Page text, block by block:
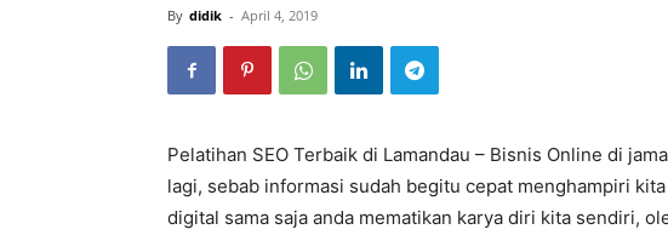
By didik - April 4, 2019
Pelatihan SEO Terbaik di Lamandau – Bisnis Online di
lagi, sebab informasi sudah begitu cepat menghampiri
digital sama saja anda mematikan karya diri kita sendiri,